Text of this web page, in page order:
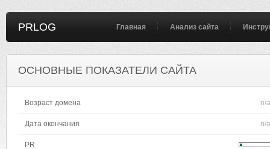
PRLOG Главная Анализ сайта
ОСНОВНЫЕ ПОКАЗАТЕЛИ САЙТА
Возраст домена n/a
Дата окончания n/a
PR